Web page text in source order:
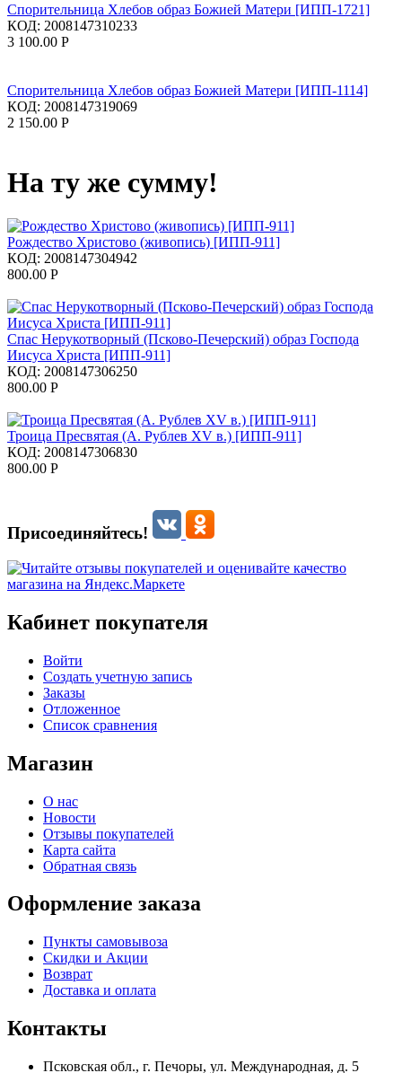
Спорительница Хлебов образ Божией Матери [ИПП-1721]
КОД: 2008147310233
3 100.00 Р
Спорительница Хлебов образ Божией Матери [ИПП-1114]
КОД: 2008147319069
2 150.00 Р
На ту же сумму!
Рождество Христово (живопись) [ИПП-911]
КОД: 2008147304942
800.00 Р
Спас Нерукотворный (Псково-Печерский) образ Господа
Иисуса Христа [ИПП-911]
КОД: 2008147306250
800.00 Р
Троица Пресвятая (А. Рублев XV в.) [ИПП-911]
КОД: 2008147306830
800.00 Р
Присоединяйтесь!
Кабинет покупателя
Войти
Создать учетную запись
Заказы
Отложенное
Список сравнения
Магазин
О нас
Новости
Отзывы покупателей
Карта сайта
Обратная связь
Оформление заказа
Пункты самовывоза
Скидки и Акции
Возврат
Доставка и оплата
Контакты
Псковская обл., г. Печоры, ул. Международная, д. 5